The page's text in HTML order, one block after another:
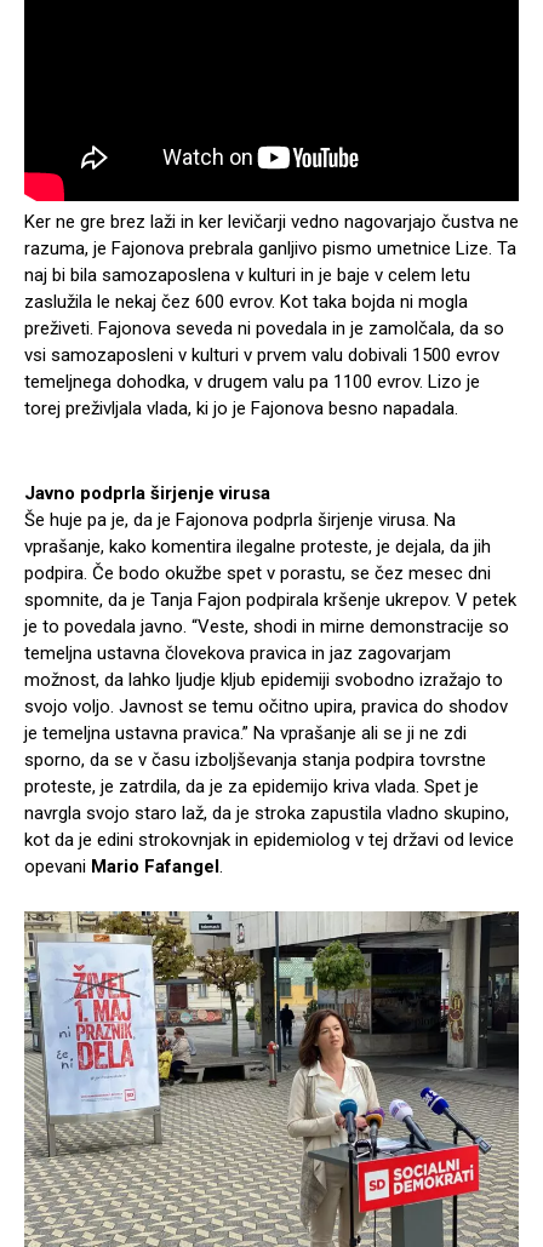
Ker ne gre brez laži in ker levičarji vedno nagovarjajo čustva ne
razuma, je Fajonova prebrala ganljivo pismo umetnice Lize. Ta
naj bi bila samozaposlena v kulturi in je baje v celem letu
zaslužila le nekaj čez 600 evrov. Kot taka bojda ni mogla
preživeti. Fajonova seveda ni povedala in je zamolčala, da so
vsi samozaposleni v kulturi v prvem valu dobivali 1500 evrov
temeljnega dohodka, v drugem valu pa 1100 evrov. Lizo je
torej preživljala vlada, ki jo je Fajonova besno napadala.
Javno podprla širjenje virusa
Še huje pa je, da je Fajonova podprla širjenje virusa. Na
vprašanje, kako komentira ilegalne proteste, je dejala, da jih
podpira. Če bodo okužbe spet v porastu, se čez mesec dni
spomnite, da je Tanja Fajon podpirala kršenje ukrepov. V petek
je to povedala javno. “Veste, shodi in mirne demonstracije so
temeljna ustavna človekova pravica in jaz zagovarjam
možnost, da lahko ljudje kljub epidemiji svobodno izražajo to
svojo voljo. Javnost se temu očitno upira, pravica do shodov
je temeljna ustavna pravica.” Na vprašanje ali se ji ne zdi
sporno, da se v času izboljševanja stanja podpira tovrstne
proteste, je zatrdila, da je za epidemijo kriva vlada. Spet je
navrgla svojo staro laž, da je stroka zapustila vladno skupino,
kot da je edini strokovnjak in epidemiolog v tej državi od levice
opevani Mario Fafangel.